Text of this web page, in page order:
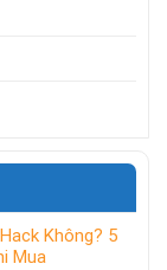
Không? 5
Mua